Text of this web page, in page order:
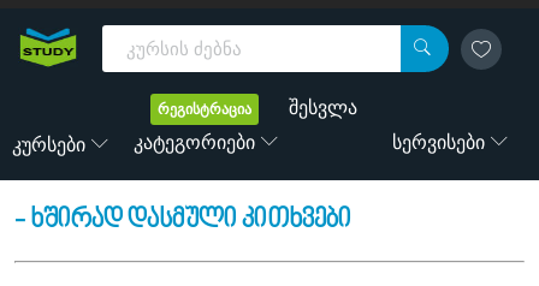
რეგისტრაცია შესვლა
Კურსები Სერვისები
Კატეგორიები
- ხშირად დასმული კითხვები